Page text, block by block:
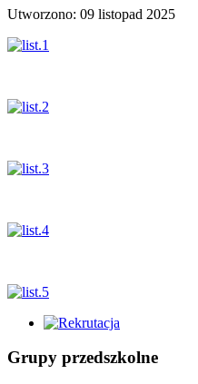
Utworzono: 09 listopad 2025
Grupy przedszkolne